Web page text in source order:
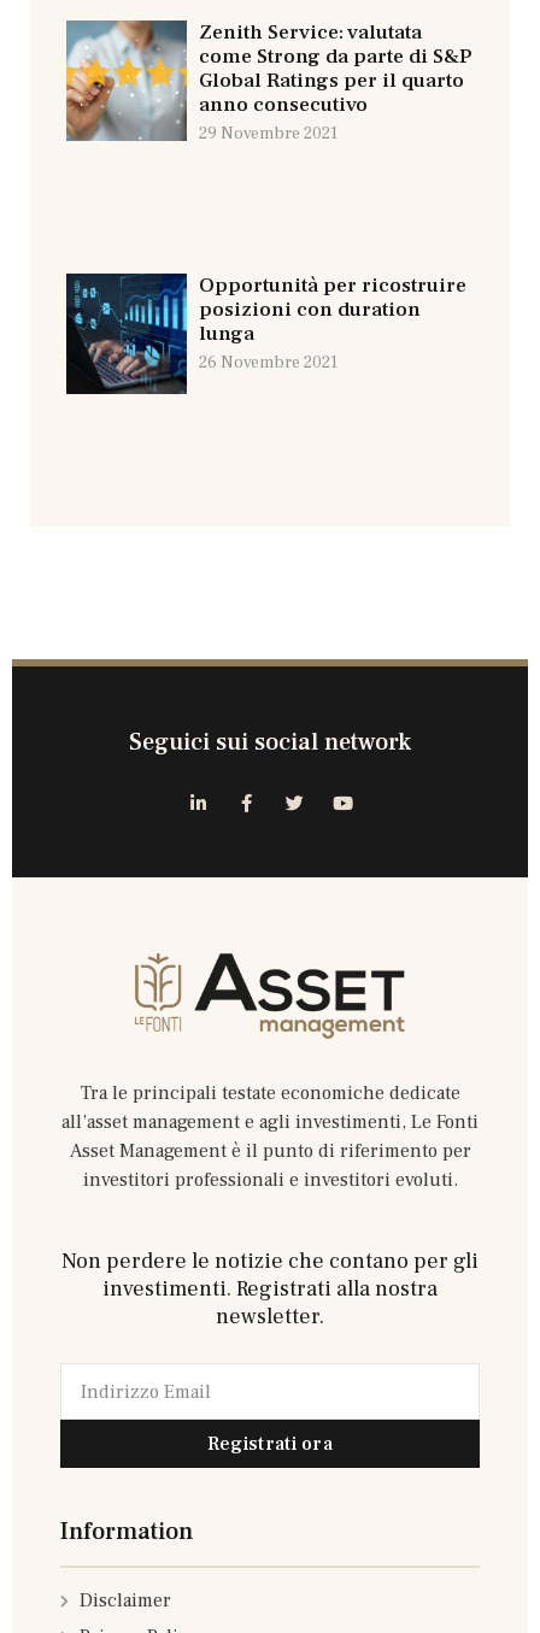
Zenith Service: valutata
come Strong da parte di S&P
Global Ratings per il quarto
anno consecutivo
29 Novembre 2021
Opportunità per ricostruire
posizioni con duration
lunga
26 Novembre 2021
Seguici sui social network
Tra le principali testate economiche dedicate
all’asset management e agli investimenti, Le Fonti
Asset Management è il punto di riferimento per
investitori professionali e investitori evoluti.
Non perdere le notizie che contano per gli
investimenti. Registrati alla nostra
newsletter.
Registrati ora
Information
Disclaimer